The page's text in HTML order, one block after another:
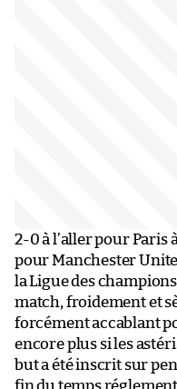
2-0 à l’aller pour Paris
pour Manchester
la Ligue des
match, froidement et
forcément accablant
encore plus si les
but a été inscrit sur
fin du temps